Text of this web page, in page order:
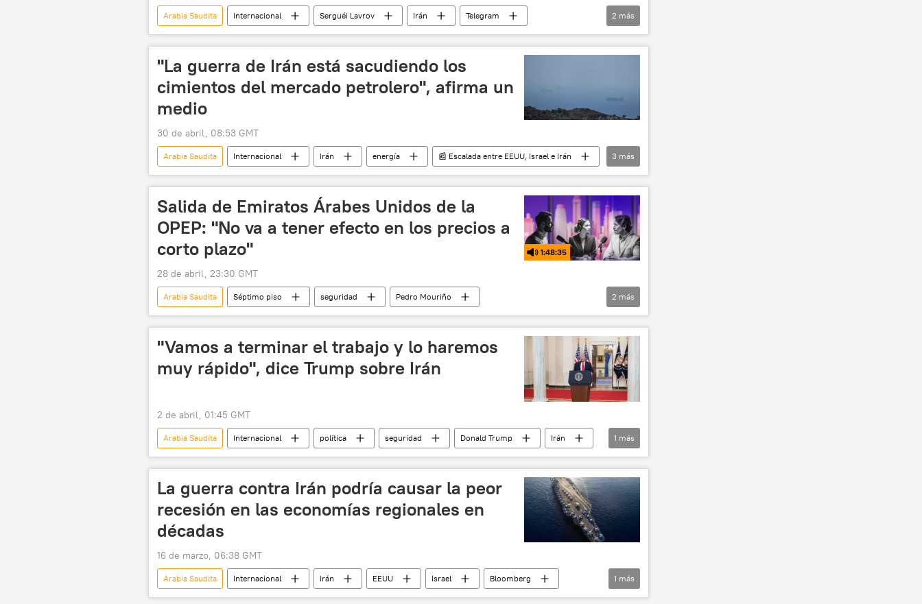
Arabia Saudita Internacional Serguéi Lavrov Irán
Telegram
Ministerio de Desarrollo Económico de Rusia
política
2 más
"La guerra de Irán está sacudiendo los
cimientos del mercado petrolero", afirma un
medio
30 de abril, 08:53 GMT
Arabia Saudita Internacional Irán energía
📰 Escalada entre EEUU, Israel e Irán
The Wall Street Journal
OPEP Emiratos Árabes Unidos
3 más
Salida de Emiratos Árabes Unidos de la
OPEP: "No va a tener efecto en los precios a
corto plazo"
1:48:35
28 de abril, 23:30 GMT
Arabia Saudita Séptimo piso seguridad
Pedro Mouriño
Emiratos Árabes Unidos
Irán OPEP
2 más
"Vamos a terminar el trabajo y lo haremos
muy rápido", dice Trump sobre Irán
2 de abril, 01:45 GMT
Arabia Saudita Internacional política seguridad Donald Trump
Irán
Israel
1 más
La guerra contra Irán podría causar la peor
recesión en las economías regionales en
décadas
16 de marzo, 06:38 GMT
Arabia Saudita Internacional Irán EEUU Israel
Bloomberg
Emiratos Árabes Unidos
1 más